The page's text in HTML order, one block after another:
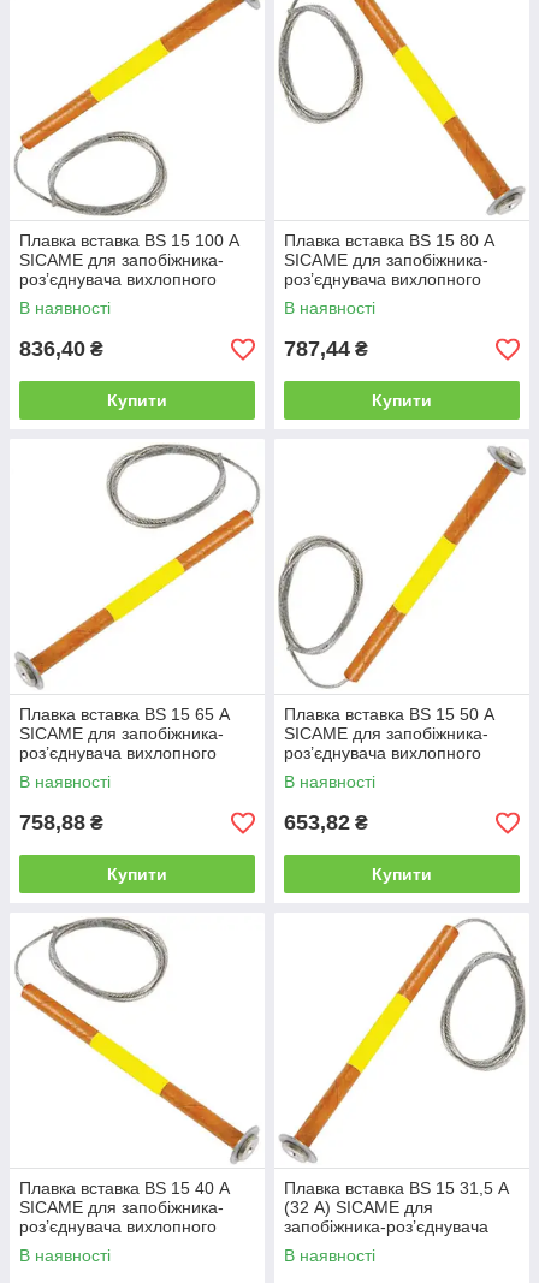
Плавка вставка BS 15 100 А
SICAME для запобіжника-
роз’єднувача вихлопного
типу, нитка запобіжника
В наявності
836,40 ₴
Купити
Плавка вставка BS 15 80 А
SICAME для запобіжника-
роз’єднувача вихлопного
типу, нитка запобіжника
В наявності
787,44 ₴
Купити
Плавка вставка BS 15 65 А
SICAME для запобіжника-
роз’єднувача вихлопного
типу, нитка запобіжника
В наявності
758,88 ₴
Купити
Плавка вставка BS 15 50 А
SICAME для запобіжника-
роз’єднувача вихлопного
типу, нитка запобіжника
В наявності
653,82 ₴
Купити
Плавка вставка BS 15 40 А
SICAME для запобіжника-
роз’єднувача вихлопного
типу, нитка запобіжника
В наявності
Плавка вставка BS 15 31,5 А
(32 А) SICAME для
запобіжника-роз’єднувача
вихлопного типу, нитка
запобіжника
В наявності